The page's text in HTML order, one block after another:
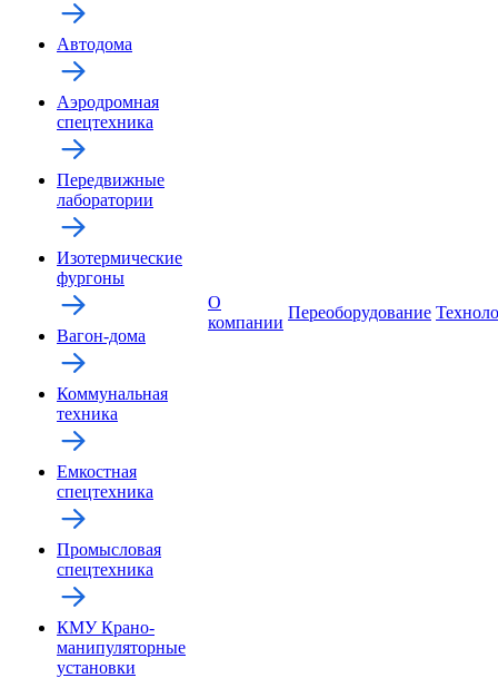
Автодома
Аэродромная
спецтехника
Передвижные
лаборатории
Изотермические
фургоны
Вагон-дома
Коммунальная
техника
Емкостная
спецтехника
Промысловая
спецтехника
КМУ Крано-
манипуляторные
установки
О
компании
Переоборудование